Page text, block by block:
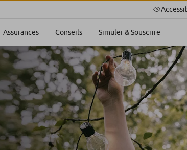
Assurances Conseils Simuler & Souscrire